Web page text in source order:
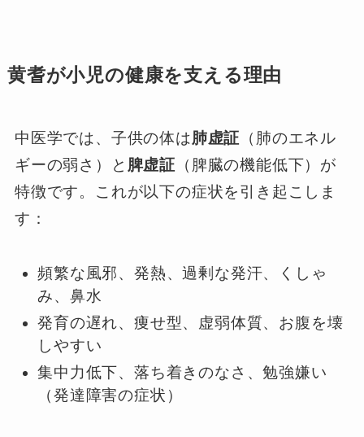
黄耆が小児の健康を支える理由
中医学では、子供の体は肺虚証 （肺のエネル
ギーの弱さ）と 脾虚証 （脾臓の機能低下）が
特徴です。これが以下の症状を引き起こしま
す：
頻繁な風邪、発熱、過剰な発汗、くしゃ
み、鼻水
発育の遅れ、痩せ型、虚弱体質、お腹を壊
しやすい
集中力低下、落ち着きのなさ、勉強嫌い
（発達障害の症状）